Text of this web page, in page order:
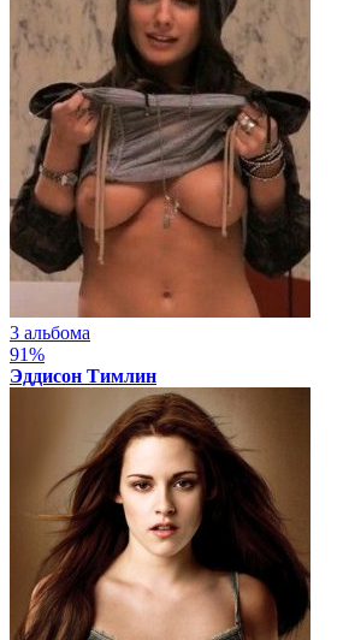
3 альбома
91%
Эддисон Тимлин